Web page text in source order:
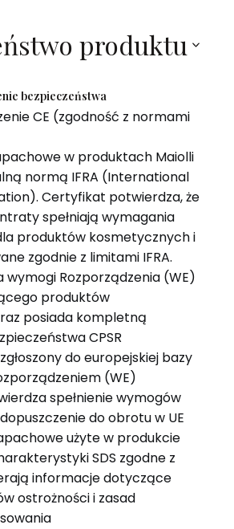
produktu
bezpieczeństwa
CE (zgodność z normami
w produktach Maiolli
normą IFRA (International
Certyfikat potwierdza, że
spełniają wymagania
produktów kosmetycznych i
zgodnie z limitami IFRA.
wymogi Rozporządzenia (WE)
produktów
posiada kompletną
CPSR
do europejskiej bazy
(WE)
spełnienie wymogów
do obrotu w UE
użyte w produkcie
SDS zgodne z
informacje dotyczące
ostrożności i zasad